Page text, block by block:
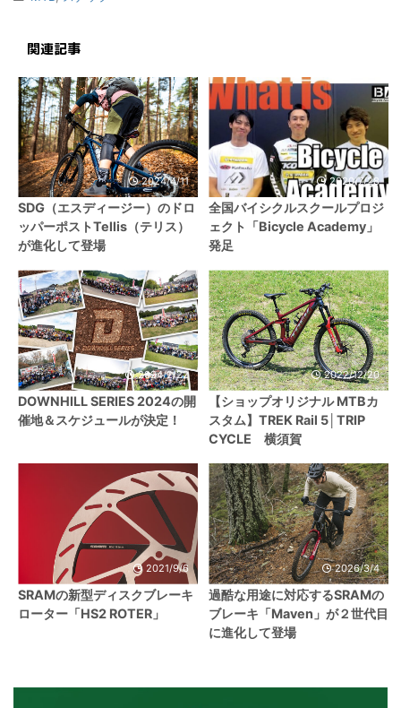
関連記事
2024/4/11
SDG（エスディージー）のドロ
ッパーポストTellis（テリス）
が進化して登場
2020/7/28
全国バイシクルスクールプロジ
ェクト「Bicycle Academy」
発足
2024/2/22
DOWNHILL SERIES 2024の開
催地＆スケジュールが決定！
2022/12/20
【ショップオリジナル MTBカ
スタム】TREK Rail 5│TRIP
CYCLE 横須賀
2021/9/6
SRAMの新型ディスクブレーキ
ローター「HS2 ROTER」
2026/3/4
過酷な用途に対応するSRAMの
ブレーキ「Maven」が２世代目
に進化して登場